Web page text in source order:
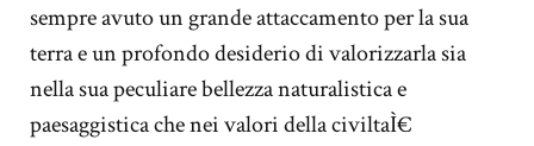
sempre avuto un grande attaccamento per la sua
terra e un profondo desiderio di valorizzarla sia
nella sua peculiare bellezza naturalistica e
paesaggistica che nei valori della civiltaÌ€